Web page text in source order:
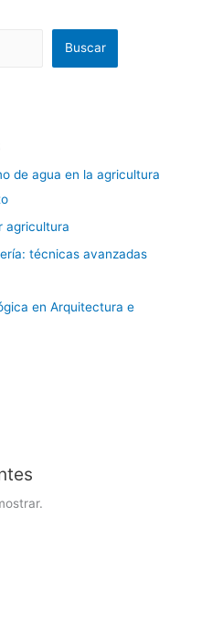
Buscar
de agua en la agricultura
agricultura
técnicas avanzadas
en Arquitectura e